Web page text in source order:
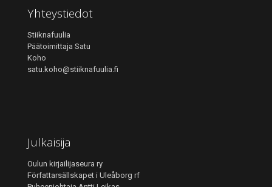
Yhteystiedot
Stiiknafuulia
Päätoimittaja Satu
Koho
satu.koho@stiiknafuulia.fi
Julkaisija
Oulun kirjailijaseura ry
Författarsällskapet i Uleåborg rf